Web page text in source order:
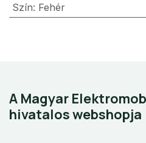
Szín: Fehér
A Magyar
hivatalos webshopja